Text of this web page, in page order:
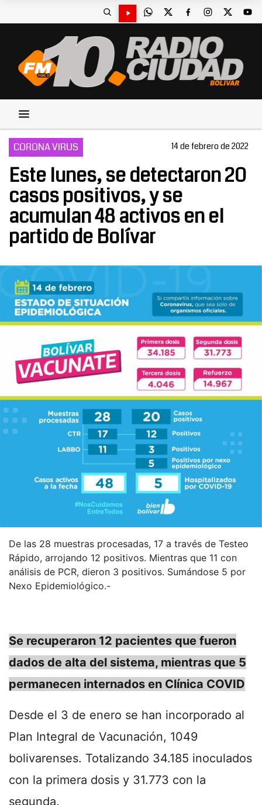
CORONA VIRUS 14 de febrero de 2022
Este lunes, se detectaron 20
casos positivos, y se
acumulan 48 activos en el
partido de Bolívar
De las 28 muestras procesadas, 17 a través de Testeo
Rápido, arrojando 12 positivos. Mientras que 11 con
análisis de PCR, dieron 3 positivos. Sumándose 5 por
Nexo Epidemiológico.-
Se recuperaron 12 pacientes que fueron
dados de alta del sistema, mientras que 5
permanecen internados en Clínica COVID
Desde el 3 de enero se han incorporado al
Plan Integral de Vacunación, 1049
bolivarenses. Totalizando 34.185 inoculados
con la primera dosis y 31.773 con la
segunda.